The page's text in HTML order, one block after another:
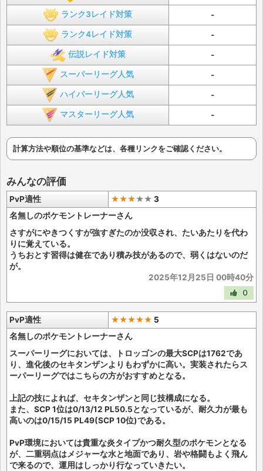
ランク3レイド対策 -
ランク4レイド対策 -
伝説レイド対策 -
スーパーリーグ人気 -
ハイパーリーグ人気 -
マスターリーグ人気 -
計算方法や順位の基準などは、各種リンクをご確認ください。
みんなの評価
PvP適性 ★★★★★ 3
名無しのポケモントレーナーさん
さすがにやきつくすが強すぎたのか没収され、たいあたりを代わ
りに覚えている。
うちおとす習得は健在であり積み技があるので、弱くはないのだ
が。
2025年12月25日 00時40分
0
PvP適性 ★★★★★ 5
名無しのポケモントレーナーさん
スーパーリーグにおいては、トロッゴンの最大SCPは1762であ
り、進化後のセキタンザンよりもわずかに高い。実装されたらス
ーパーリーグではこちらの方がおすすめとなる。
上記の技によれば、セキタンザンと同じ技構成になる。
また、SCP 1位は0/13/12 PL50.5となっているが、耐久力が最も
高いのは0/15/15 PL49(SCP 10位)である。
PvP環境においては貴重な炎タイプかつ耐久型のポケモンとなる
が、二重弱点はメジャーな水と地面であり、岩や格闘もよく飛ん
で来るので、運用はしっかり行なっていきたい。